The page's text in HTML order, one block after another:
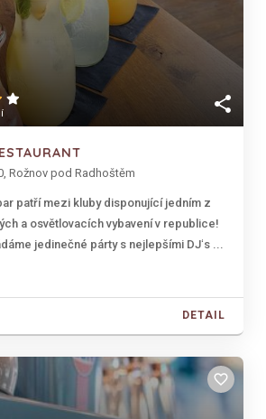
share
Rožnov pod Radhoštěm
patří mezi kluby disponující jedním z
a osvětlovacích vybavení v republice!
jedinečné párty s nejlepšími DJʻs ...
DETAIL
favorite_border